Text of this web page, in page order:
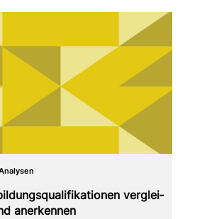
ver­glei­
anerkennen